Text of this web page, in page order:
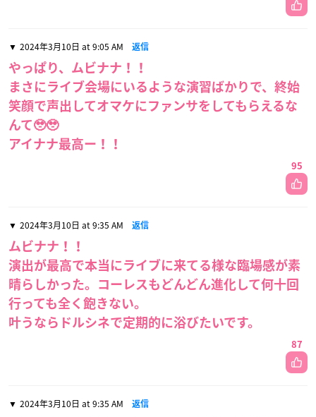
2024年3月10日 at 9:05 AM 返信
やっぱり、ムビナナ！！
まさにライブ会場にいるような演習ばかりで、終始
笑顔で声出してオマケにファンサをしてもらえるな
んて🥹🥹
アイナナ最高ー！！
95
2024年3月10日 at 9:35 AM 返信
ムビナナ！！
演出が最高で本当にライブに来てる様な臨場感が素
晴らしかった。コーレスもどんどん進化して何十回
行っても全く飽きない。
叶うならドルシネで定期的に浴びたいです。
87
2024年3月10日 at 9:35 AM 返信